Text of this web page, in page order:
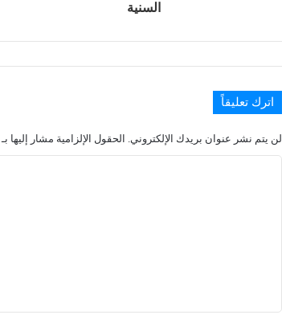
السنية
اترك تعليقاً
لن يتم نشر عنوان بريدك الإلكتروني. الحقول الإلزامية مشار إليها بـ